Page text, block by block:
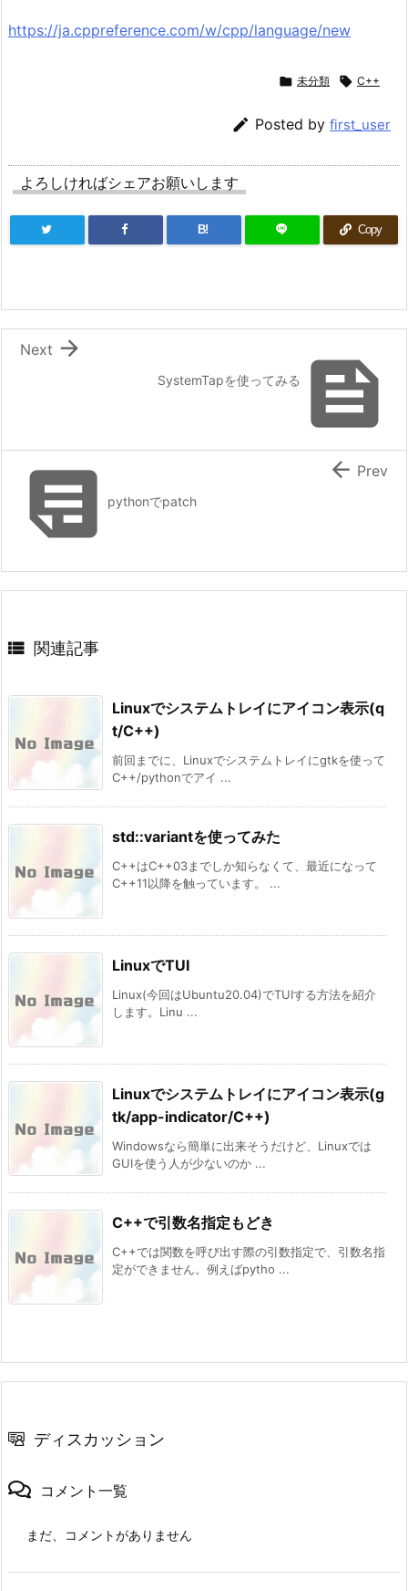
https://ja.cppreference.com/w/cpp/language/new
 未分類  C++
 Posted by first_user
よろしければシェアお願いします
B! Copy

SystemTapを使ってみる

Next
pythonでpatch
 Prev
 関連記事
Linuxでシステムトレイにアイコン表示(q
t/C++)
前回までに、Linuxでシステムトレイにgtkを使って
C++/pythonでアイ ...
std::variantを使ってみた
C++はC++03までしか知らなくて、最近になって
C++11以降を触っています。 ...
LinuxでTUI
Linux(今回はUbuntu20.04)でTUIする方法を紹介
します。Linu ...
Linuxでシステムトレイにアイコン表示(g
tk/app-indicator/C++)
Windowsなら簡単に出来そうだけど、Linuxでは
GUIを使う人が少ないのか ...
C++で引数名指定もどき
C++では関数を呼び出す際の引数指定で、引数名指
定ができません。例えばpytho ...
ディスカッション
コメント一覧
まだ、コメントがありません